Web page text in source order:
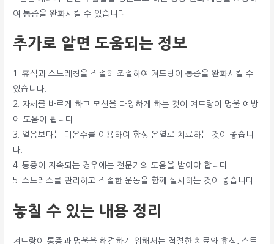
여 통증을 완화시킬 수 있습니다.
추가로 알면 도움되는 정보
1. 휴식과 스트레칭을 적절히 조절하여 겨드랑이 통증을 완화시킬 수
있습니다.
2. 자세를 바르게 하고 모션을 다양하게 하는 것이 겨드랑이 멍울 예방
에 도움이 됩니다.
3. 얼음보다는 미온수를 이용하여 항상 온열로 치료하는 것이 좋습니
다.
4. 통증이 지속되는 경우에는 전문가의 도움을 받아야 합니다.
5. 스트레스를 관리하고 적절한 운동을 함께 실시하는 것이 좋습니다.
놓칠 수 있는 내용 정리
겨드랑이 통증과 멍울을 해결하기 위해서는 적절한 치료와 휴식, 스트